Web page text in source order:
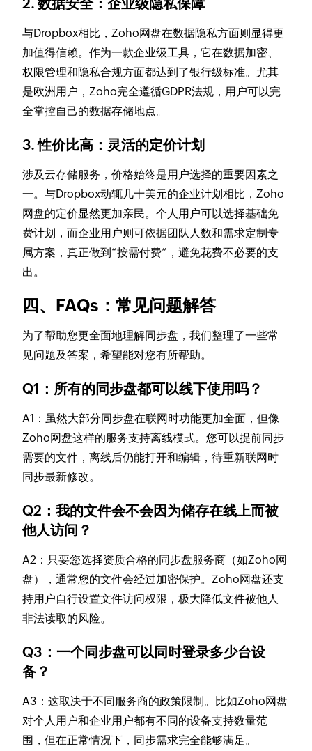
2. 数据安全：企业级隐私保障
与Dropbox相比，Zoho网盘在数据隐私方面则显得更
加值得信赖。作为一款企业级工具，它在数据加密、
权限管理和隐私合规方面都达到了银行级标准。尤其
是欧洲用户，Zoho完全遵循GDPR法规，用户可以完
全掌控自己的数据存储地点。
3. 性价比高：灵活的定价计划
涉及云存储服务，价格始终是用户选择的重要因素之
一。与Dropbox动辄几十美元的企业计划相比，Zoho
网盘的定价显然更加亲民。个人用户可以选择基础免
费计划，而企业用户则可依据团队人数和需求定制专
属方案，真正做到“按需付费”，避免花费不必要的支
出。
四、FAQs：常见问题解答
为了帮助您更全面地理解同步盘，我们整理了一些常
见问题及答案，希望能对您有所帮助。
Q1：所有的同步盘都可以线下使用吗？
A1：虽然大部分同步盘在联网时功能更加全面，但像
Zoho网盘这样的服务支持离线模式。您可以提前同步
需要的文件，离线后仍能打开和编辑，待重新联网时
同步最新修改。
Q2：我的文件会不会因为储存在线上而被
他人访问？
A2：只要您选择资质合格的同步盘服务商（如Zoho网
盘），通常您的文件会经过加密保护。Zoho网盘还支
持用户自行设置文件访问权限，极大降低文件被他人
非法读取的风险。
Q3：一个同步盘可以同时登录多少台设
备？
A3：这取决于不同服务商的政策限制。比如Zoho网盘
对个人用户和企业用户都有不同的设备支持数量范
围，但在正常情况下，同步需求完全能够满足。